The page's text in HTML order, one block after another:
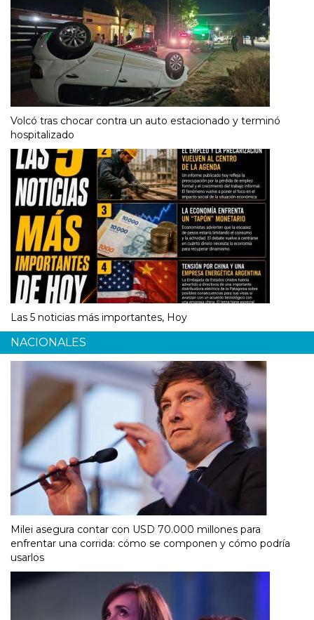
Volcó tras chocar contra un auto estacionado y terminó
hospitalizado
Las 5 noticias más importantes, Hoy
NACIONALES
Milei asegura contar con USD 70.000 millones para
enfrentar una corrida: cómo se componen y cómo podría
usarlos